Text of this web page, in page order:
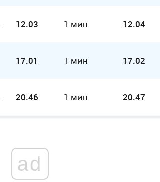
12.03 1 мин 12.04
17.01 1 мин 17.02
20.46 1 мин 20.47
ad